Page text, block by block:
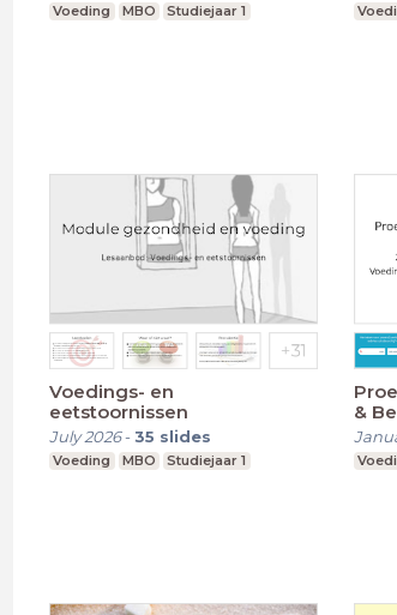
Voeding MBO Studiejaar 1
Voedings- en
eetstoornissen
July 2026-35 slides
Voeding MBO Studiejaar 1
&